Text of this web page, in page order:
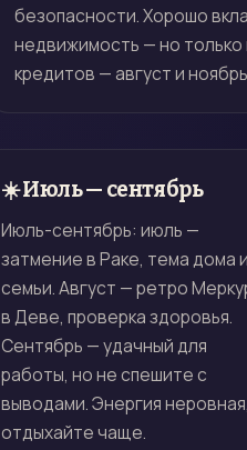
безопасности. Хорошо
недвижимость — но только
кредитов — август и
☀️ Июль — сентябрь
Июль-сентябрь: июль —
затмение в Раке, тема дома и
семьи. Август — ретро
в Деве, проверка здоровья.
Сентябрь — удачный для
работы, но не спешите с
выводами. Энергия неровная,
отдыхайте чаще.